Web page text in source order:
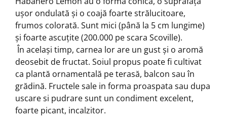
ușor ondulată și o coajă foarte strălucitoare,
frumos colorată. Sunt mici (până la 5 cm lungime)
și foarte ascuțite (200.000 pe scara Scoville).
În același timp, carnea lor are un gust și o aromă
deosebit de fructat. Soiul propus poate fi cultivat
ca plantă ornamentală pe terasă, balcon sau în
grădină. Fructele sale in forma proaspata sau dupa
uscare si pudrare sunt un condiment excelent,
foarte picant, incalzitor.